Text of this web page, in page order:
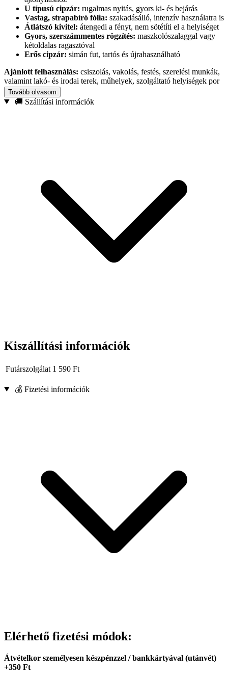
U típusú cipzár: rugalmas nyitás, gyors ki- és bejárás
Vastag, strapabíró fólia: szakadásálló, intenzív használatra is
Átlátszó kivitel: átengedi a fényt, nem sötétíti el a helyiséget
Gyors, szerszámmentes rögzítés: maszkolószalaggal vagy
kétoldalas ragasztóval
Erős cipzár: simán fut, tartós és újrahasználható
Ajánlott felhasználás: csiszolás, vakolás, festés, szerelési munkák,
valamint lakó- és irodai terek, műhelyek, szolgáltató helyiségek por
elleni védelmére.
Termék: porvédő ajtófólia
gyorsabban és kevesebb utómunkával szeretnél dolgozni – otthon
vagy munkaterületen.
Tovább olvasom
🚚 Szállítási információk
Kiszállítási információk
Futárszolgálat 1 590 Ft
💰 Fizetési információk
Elérhető fizetési módok:
Átvételkor személyesen készpénzzel / bankkártyával (utánvét)
+350 Ft